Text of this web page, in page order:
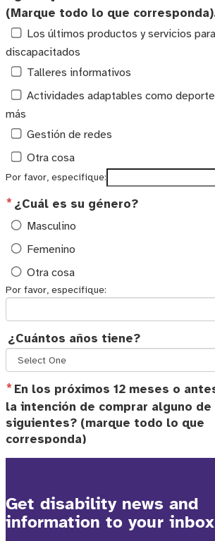
Get disability news and
information to your inbox